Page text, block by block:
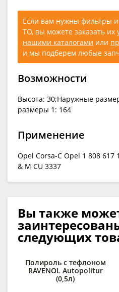
Если вам нужны фильтры и
ТО, вы можете заказать их
нашими каталогами или
и мы подберем любые
Возможности
Высота: 30;Наружные
размеры 1: 164
Применение
Opel Corsa-C Opel 1 808 617
& ​​M CU 3337
Вы также
следующих
Полироль с тефлоном
RAVENOL Autopolitur
(0,5л)